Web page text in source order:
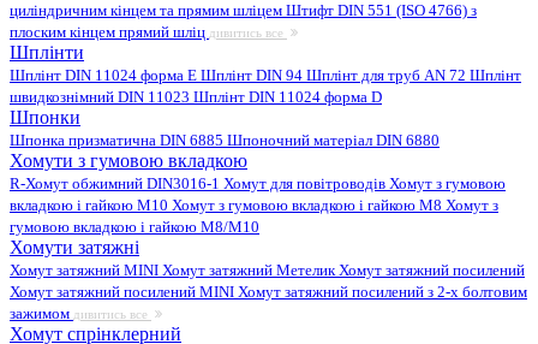
циліндричним кінцем та прямим шліцем Штифт DIN 551 (ISO 4766) з
плоским кінцем прямий шліц дивитись все
Шплінти
Шплінт DIN 11024 форма E Шплінт DIN 94 Шплінт для труб AN 72 Шплінт
швидкознімний DIN 11023 Шплінт DIN 11024 форма D
Шпонки
Шпонка призматична DIN 6885 Шпоночний матеріал DIN 6880
Хомути з гумовою вкладкою
R-Хомут обжимний DIN3016-1 Хомут для повітроводів Хомут з гумовою
вкладкою і гайкою M10 Хомут з гумовою вкладкою і гайкою M8 Хомут з
гумовою вкладкою і гайкою М8/M10
Хомути затяжні
Хомут затяжний MINI Хомут затяжний МетеликХомут затяжний посилений
Хомут затяжний посилений MINI Хомут затяжний посилений з 2-х болтовим
зажимом дивитись все
Хомут спрінклерний